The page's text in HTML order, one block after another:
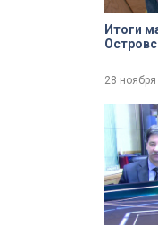
Итоги
28